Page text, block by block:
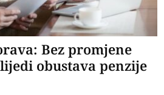
Bez promjene
obustava penzije